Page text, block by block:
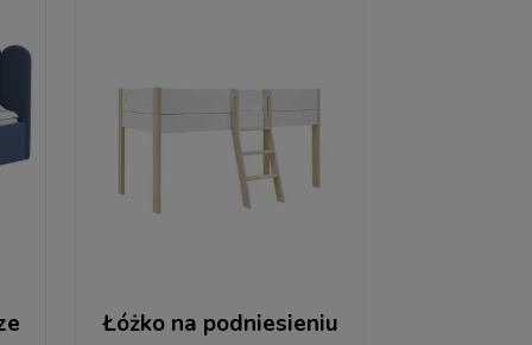
Łóżko na podniesieniu